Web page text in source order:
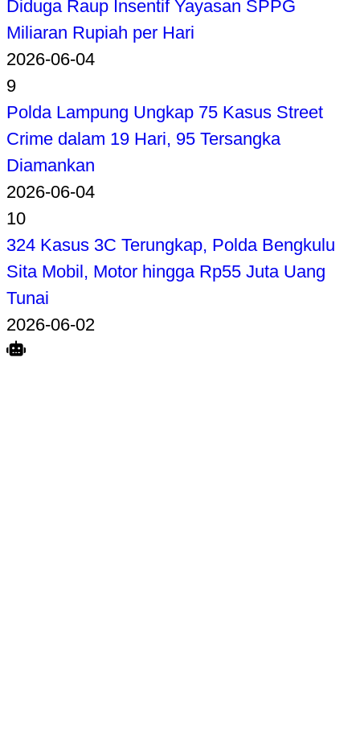
Diduga Raup Insentif Yayasan SPPG
Miliaran Rupiah per Hari
2026-06-04
9
Polda Lampung Ungkap 75 Kasus Street
Crime dalam 19 Hari, 95 Tersangka
Diamankan
2026-06-04
10
324 Kasus 3C Terungkap, Polda Bengkulu
Sita Mobil, Motor hingga Rp55 Juta Uang
Tunai
2026-06-02